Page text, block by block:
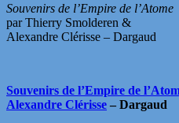
Souvenirs de l’Empire de l’Atome
par Thierry Smolderen &
Alexandre Clérisse – Dargaud
Souvenirs de l’Empire de
Alexandre Clérisse– Dargaud